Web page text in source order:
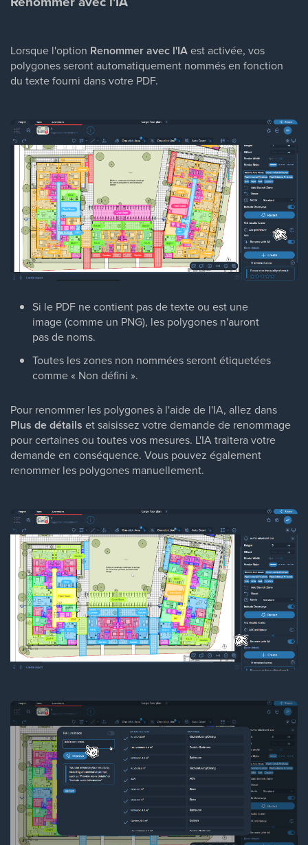
Lorsque l'option Renommer avec l'IAest activée, vos
polygones seront automatiquement nommés en fonction
du texte fourni dans votre PDF.
Si le PDF ne contient pas de texte ou est une
image (comme un PNG), les polygones n'auront
pas de noms.
Toutes les zones non nommées seront étiquetées
comme « Non défini ».
Pour renommer les polygones à l'aide de l'IA, allez dans
Plus de détails et saisissez votre demande de renommage
pour certaines ou toutes vos mesures. L'IA traitera votre
demande en conséquence. Vous pouvez également
renommer les polygones manuellement.